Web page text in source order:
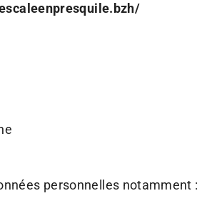
personnelles notamment :